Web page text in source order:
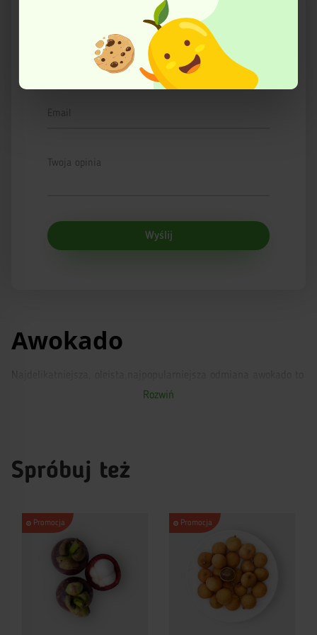
Ta strona korzysta z plików cookies w celu poprawy
swojego funkcjonowania oraz w celach analitycznych.
Więcej informacji znajduje się w Polityce prywatności.
Email
Twoja opinia
Wyślij
Awokado
"Awokado Hass" albo Hass. Owoc subtropikalny ma korzenny,
słodkawy smak. Ani dla kogo nie jest tajemnicą, że owoce
ponieważ zawiera szerokie spektrum witamin i mikroelementów.
wielerzadziej.
Właściwości awokado hass
Ten gatunek owocu jest uważany za najbardziej zdrowy. Owoc ma
okrągły kształt i charakterystyczny dla odmiany kolor skórki -
czarny. To najbardziej jawna cecha wyróżniająca hass. Wywiódł
tę odmianę amator-rolnik Rudolf Hass, który z czasem nazwał
Rozwiń
Spróbuj też
Promocja Promocja